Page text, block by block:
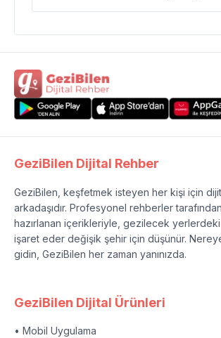
GeziBilen Dijital Rehber
GeziBilen, keşfetmek isteyen her kişi için
arkadaşıdır. Profesyonel rehberler
hazırlanan içerikleriyle, gezilecek
işaret eder değişik şehir için düşünür.
gidin, GeziBilen her zaman yanınızda.
GeziBilen Dijital Ürünleri
• Mobil Uygulama